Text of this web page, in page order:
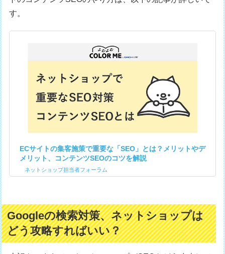
す。
ECサイトの集客施策で重要な「SEO」とは？メリットやデ
メリット、コンテンツSEOのコツを解説
ネットショップ担当者フォーラム
Googleの検索対策、ネットショップは
どう攻略すればいい？